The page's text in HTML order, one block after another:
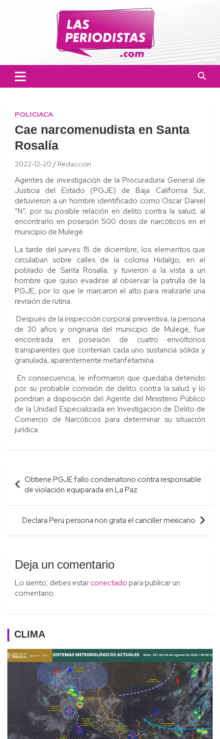
Las Periodistas
informado a la población.
POLICIACA
Cae narcomenudista en Santa
Rosalía
2022-12-20 Redacción
Agentes de investigación de la Procuraduría General de
Justicia del Estado (PGJE) de Baja California Sur,
detuvieron a un hombre identificado como Oscar Daniel
“N”, por su posible relación en delito contra la salud, al
encontrarlo en posesión 500 dosis de narcóticos en el
municipio de Mulegé.
La tarde del jueves 15 de diciembre, los elementos que
circulaban sobre calles de la colonia Hidalgo, en el
poblado de Santa Rosalía, y tuvieron a la vista a un
hombre que quiso evadirse al observar la patrulla de la
PGJE, por lo que le marcaron el alto para realizarle una
revisión de rutina.
Después de la inspección corporal preventiva, la persona
de 30 años y originaria del municipio de Mulegé, fue
encontrada en posesión de cuatro envoltorios
transparentes que contenían cada uno sustancia sólida y
granulada, aparentemente metanfetamina.
En consecuencia, le informaron que quedaba detenido
por su probable comisión de delito contra la salud y lo
pondrían a disposición del Agente del Ministerio Público
de la Unidad Especializada en Investigación de Delito de
Comercio de Narcóticos para determinar su situación
jurídica.
Navegación
de
entradas
Obtiene PGJE fallo condenatorio contra responsable
de violación equiparada en La Paz
Declara Perú persona non grata el canciller mexicano
Deja un comentario
Lo siento, debes estar conectado para publicar un
comentario.
CLIMA